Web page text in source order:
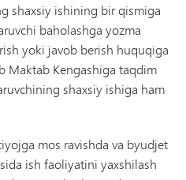
shaxsiy ishining bir qismiga
baholashga yozma
yoki javob berish huquqiga
Maktab Kengashiga taqdim
shaxsiy ishiga ham
mos ravishda va byudjet
ish faoliyatini yaxshilash